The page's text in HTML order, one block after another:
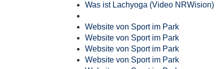
Was ist Lachyoga (Video NRWision)
Website von Sport im Park
Website von Sport im Park
Website von Sport im Park
Website von Sport im Park